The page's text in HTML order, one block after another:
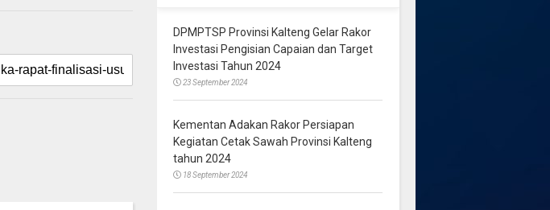
DPMPTSP Provinsi Kalteng Gelar Rakor
Investasi Pengisian Capaian dan Target
Investasi Tahun 2024
23 September 2024
Kementan Adakan Rakor Persiapan
Kegiatan Cetak Sawah Provinsi Kalteng
tahun 2024
18 September 2024